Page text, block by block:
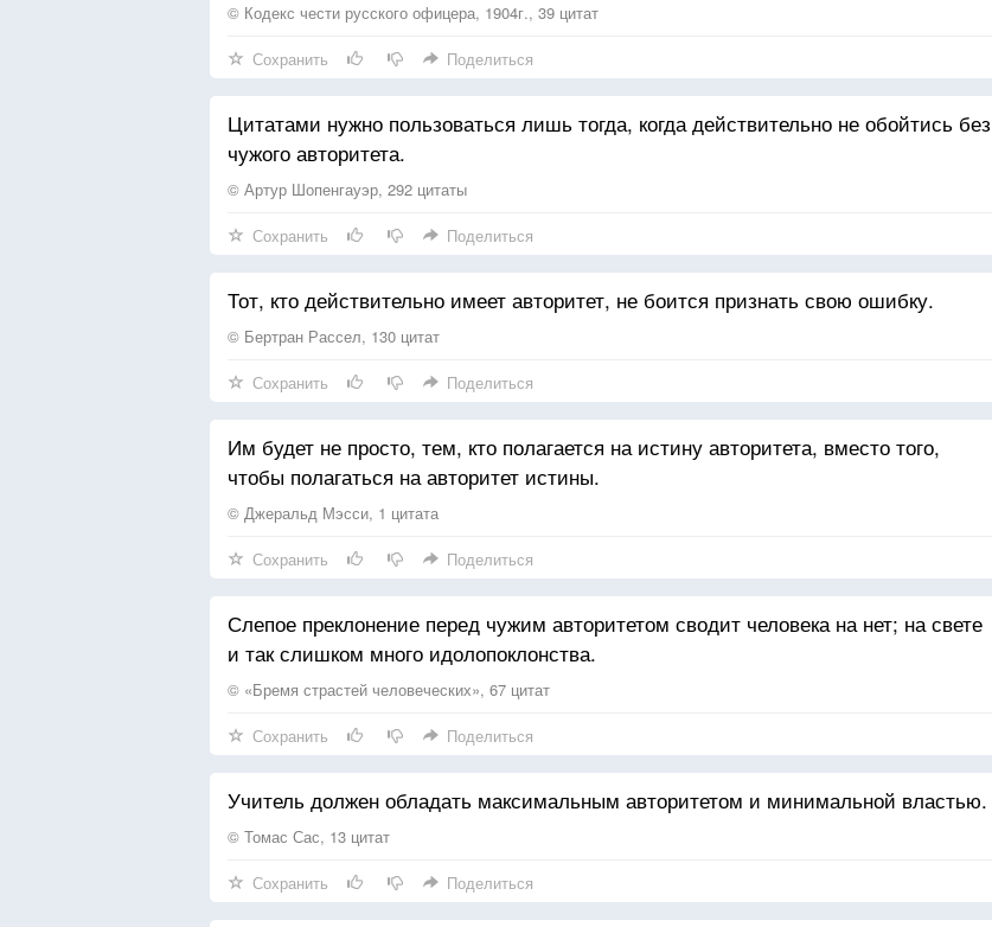
© Кодекс чести русского офицера, 1904г., 39 цитат
Сохранить Поделиться
Цитатами нужно пользоваться лишь тогда, когда действительно не обойтись без
чужого авторитета.
© Артур Шопенгауэр, 292 цитаты
Сохранить Поделиться
Тот, кто действительно имеет авторитет, не боится признать свою ошибку.
© Бертран Рассел, 130 цитат
Сохранить Поделиться
Им будет не просто, тем, кто полагается на истину авторитета, вместо того,
чтобы полагаться на авторитет истины.
© Джеральд Мэсси, 1 цитата
Сохранить Поделиться
Слепое преклонение перед чужим авторитетом сводит человека на нет; на свете
и так слишком много идолопоклонства.
© «Бремя страстей человеческих», 67 цитат
Сохранить Поделиться
Учитель должен обладать максимальным авторитетом и минимальной властью.
© Томас Сас, 13 цитат
Сохранить Поделиться